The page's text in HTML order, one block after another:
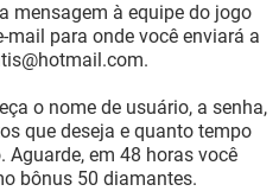
mensagem à equipe do jogo
mail para onde você enviará a
o nome de usuário, a senha,
que deseja e quanto tempo
Aguarde, em 48 horas você
bônus 50 diamantes.